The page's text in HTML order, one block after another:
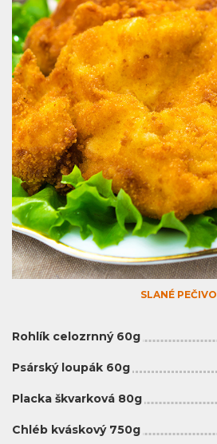
SLANÉ PEČIVO
Rohlík celozrnný 60g
Psárský loupák 60g
Placka škvarková 80g
Chléb kváskový 750g